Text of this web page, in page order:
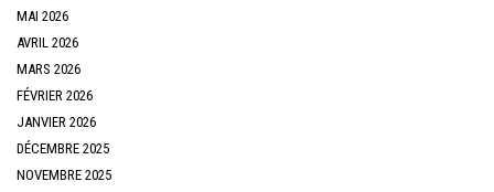
MAI 2026
AVRIL 2026
MARS 2026
FÉVRIER 2026
JANVIER 2026
DÉCEMBRE 2025
NOVEMBRE 2025